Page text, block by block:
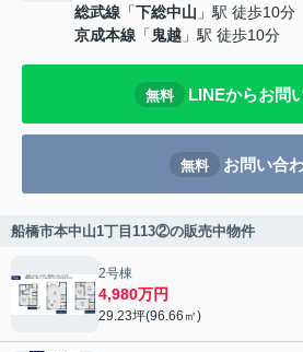
総武線 「下総中山 」駅 徒歩10分
京成本線 「 鬼越 」駅 徒歩10分
無料 LINEからお問
無料 お問い合
船橋市本中山1丁目113②の販売中物件
2号棟
4,980万円
29.23坪(96.66㎡)